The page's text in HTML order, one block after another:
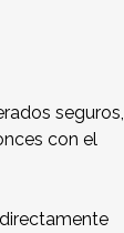
seguros,
con el